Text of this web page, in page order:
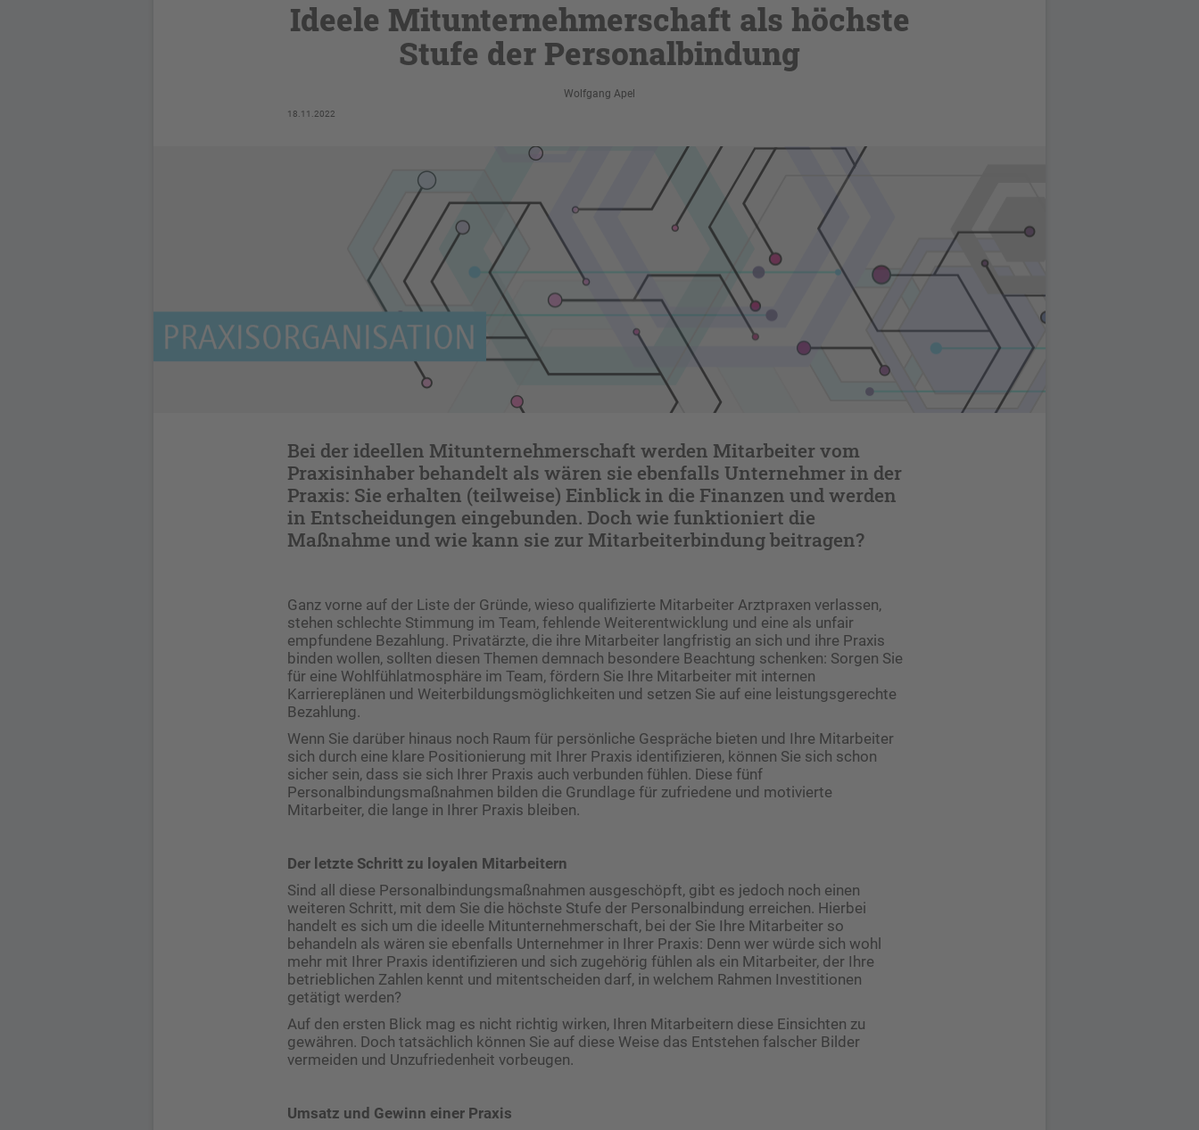
Ideele Mitunternehmerschaft als höchste
Stufe der Personalbindung
Wolfgang Apel
18.11.2022
Bei der ideellen Mitunternehmerschaft werden Mitarbeiter vom
Praxisinhaber behandelt als wären sie ebenfalls Unternehmer in der
Praxis: Sie erhalten (teilweise) Einblick in die Finanzen und werden
in Entscheidungen eingebunden. Doch wie funktioniert die
Maßnahme und wie kann sie zur Mitarbeiterbindung beitragen?
Ganz vorne auf der Liste der Gründe, wieso qualifi­zierte Mitarbeiter Arztpraxen verlassen,
stehen schlechte Stimmung im Team, fehlende Weiterentwicklung und eine als unfair
empfundene Bezahlung. Privatärzte, die ihre Mitarbeiter langfristig an sich und ihre Praxis
binden wollen, sollten diesen Themen demnach besondere Beachtung schenken: Sorgen Sie
für eine Wohlfühlatmosphäre im Team, fördern Sie Ihre Mitarbeiter mit internen
Karriereplänen und Weiterbildungsmöglichkeiten und setzen Sie auf eine leistungsgerechte
Bezahlung.
Wenn Sie darüber hinaus noch Raum für persönliche Gespräche bieten und Ihre Mitarbeiter
sich durch eine klare Positionierung mit Ihrer Praxis identifizieren, können Sie sich schon
sicher sein, dass sie sich Ihrer Praxis auch verbunden fühlen. Diese fünf
Personalbindungsmaßnahmen bilden die Grundlage für zufriedene und motivierte
Mitarbeiter, die lange in Ihrer Praxis bleiben.
Der letzte Schritt zu loyalen Mitarbeitern
Sind all diese Personalbindungsmaßnahmen ausgeschöpft, gibt es jedoch noch einen
weiteren Schritt, mit dem Sie die höchste Stufe der Personalbindung erreichen. Hierbei
handelt es sich um die ideelle Mitunternehmerschaft, bei der Sie Ihre Mitarbeiter so
behandeln als wären sie ebenfalls Unternehmer in Ihrer Praxis: Denn wer würde sich wohl
mehr mit Ihrer Praxis identifizieren und sich zugehörig fühlen als ein Mitarbeiter, der Ihre
betrieblichen Zahlen kennt und mitentscheiden darf, in welchem Rahmen Investitionen
getätigt werden?
Auf den ersten Blick mag es nicht richtig wirken, Ihren Mitarbeitern diese Einsichten zu
gewähren. Doch tatsächlich können Sie auf diese Weise das Entstehen falscher Bilder
vermeiden und Unzufriedenheit vorbeugen.
Umsatz und Gewinn einer Praxis